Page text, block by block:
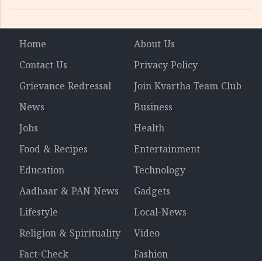
Home
About Us
Contact Us
Privacy Policy
Grievance Redressal
Join Kvartha Team Club
News
Business
Jobs
Health
Food & Recipes
Entertainment
Education
Technology
Aadhaar & PAN News
Gadgets
Lifestyle
Local-News
Religion & Spirituality
Video
Fact-Check
Fashion